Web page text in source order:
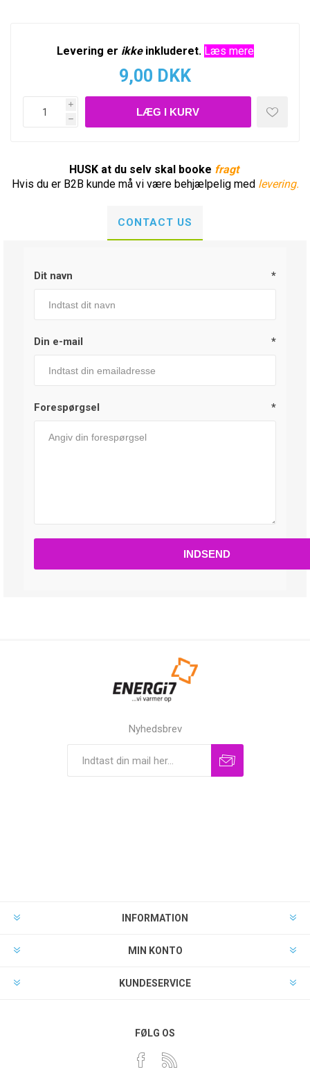
Levering er ikkeinkluderet. Læs mere
9,00 DKK
i
h
HUSK at du selv skal booke fragt
Hvis du er B2B kunde må vi være behjælpelig med levering.
CONTACT US
Dit navn *
Din e-mail *
Forespørgsel *
Nyhedsbrev
INFORMATION
MIN KONTO
KUNDESERVICE
FØLG OS